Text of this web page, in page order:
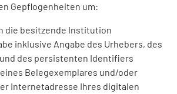
Gepflogenheiten um:
die besitzende Institution
inklusive Angabe des Urhebers, des
des persistenten Identifiers
Belegexemplares und/oder
Internetadresse Ihres digitalen